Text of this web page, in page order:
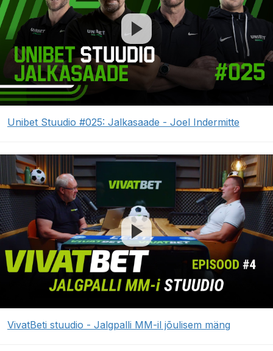
Unibet Stuudio #025: Jalkasaade - Joel Indermitte
VivatBeti stuudio - Jalgpalli MM-il jõulisem mäng